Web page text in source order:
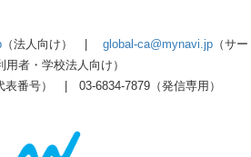
（法人向け） | global-ca@mynavi.jp （サー
用者・学校法人向け）
表番号） | 03-6834-7879（発信専用）